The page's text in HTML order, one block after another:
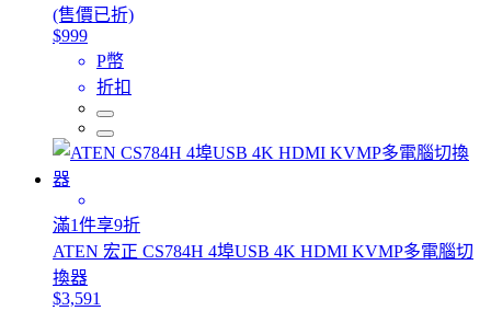
(售價已折)
$999
P幣
折扣
滿1件享9折
ATEN 宏正 CS784H 4埠USB 4K HDMI KVMP多電腦切
換器
$3,591